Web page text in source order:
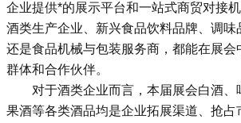
企业提供*的展示平台和一站式商贸对接
酒类生产企业、新兴食品饮料品牌、调味
还是食品机械与包装服务商，都能在展会
群体和合作伙伴。
对于酒类企业而言，本届展会白酒、
果酒等各类酒品均是企业拓展渠道、抢占